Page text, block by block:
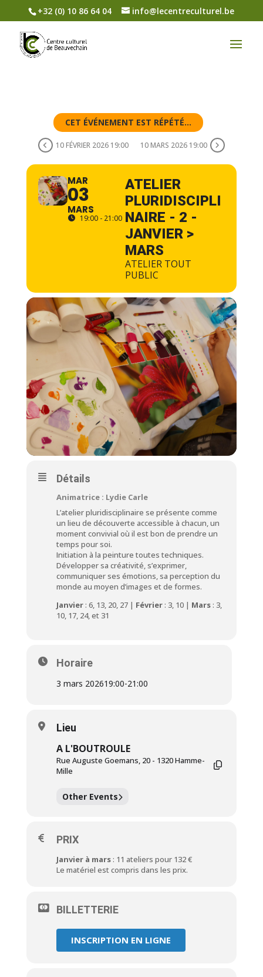
+32 (0) 10 86 64 04 info@lecentreculturel.be
CET ÉVÉNEMENT EST RÉPÉTÉ...
10 FÉVRIER 2026 19:00 10 MARS 2026 19:00
MAR
03
MARS
19:00 - 21:00
ATELIER
PLURIDISCIPLI
NAIRE - 2 -
JANVIER >
MARS
ATELIER TOUT
PUBLIC
Détails
Animatrice : Lydie Carle
L’atelier pluridisciplinaire se présente comme
un lieu de découverte accessible à chacun, un
moment convivial où il est bon de prendre un
temps pour soi.
Initiation à la peinture toutes techniques.
Développer sa créativité, s’exprimer,
communiquer ses émotions, sa perception du
monde au moyen d’images et de formes.
Janvier: 6, 13, 20, 27 | Février: 3, 10 | Mars: 3,
10, 17, 24, et 31
Horaire
3 mars 202619:00-21:00
Lieu
A L'BOUTROULE
Rue Auguste Goemans, 20 - 1320 Hamme-
Mille
Other Events
PRIX
Janvier à mars : 11 ateliers pour 132 €
Le matériel est compris dans les prix.
BILLETTERIE
INSCRIPTION EN LIGNE